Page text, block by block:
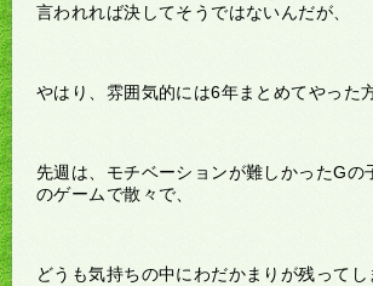
言われれば決してそうではないんだが、
やはり、雰囲気的には6年まとめてやった
先週は、モチベーションが難しかったGの
のゲームで散々で、
どうも気持ちの中にわだかまりが残ってし